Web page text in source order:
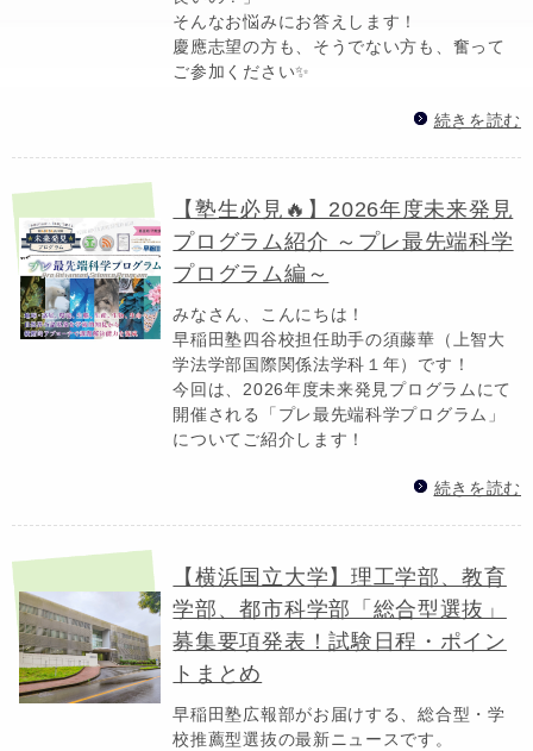
そんなお悩みにお答えします！
慶應志望の方も、そうでない方も、奮って
ご参加ください✨
続きを読む
【塾生必見🔥】2026年度未来発見
プログラム紹介 ～プレ最先端科学
プログラム編～
みなさん、こんにちは！
早稲田塾四谷校担任助手の須藤華（上智大
学法学部国際関係法学科１年）です！
今回は、2026年度未来発見プログラムにて
開催される「プレ最先端科学プログラム」
についてご紹介します！
続きを読む
【横浜国立大学】理工学部、教育
学部、都市科学部「総合型選抜」
募集要項発表！試験日程・ポイン
トまとめ
早稲田塾広報部がお届けする、総合型・学
校推薦型選抜の最新ニュースです。